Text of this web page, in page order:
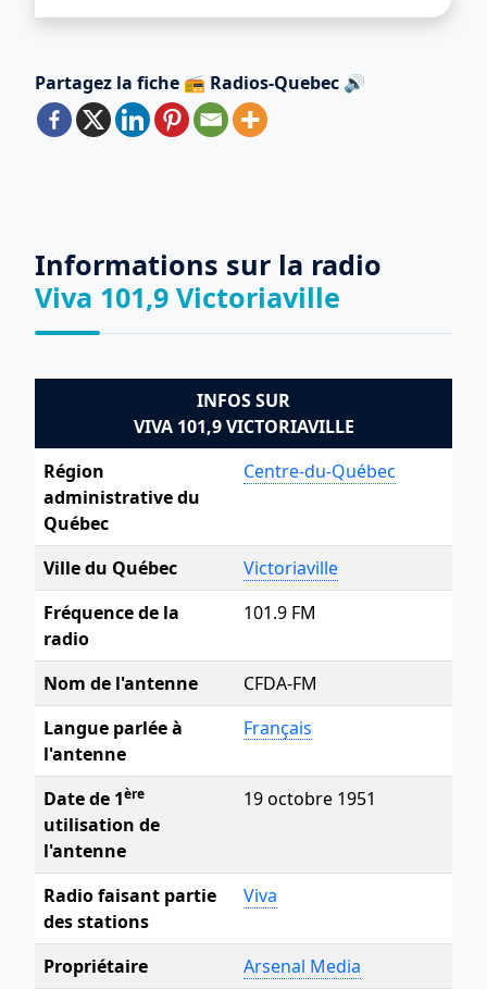
Partagez la fiche 📻 Radios-Quebec 🔊
Informations sur la radio
Viva 101,9 Victoriaville
INFOS SUR
VIVA 101,9 VICTORIAVILLE
Région
administrative du
Québec
Centre-du-Québec
Ville du Québec
Victoriaville
Fréquence de la
radio
101.9 FM
Nom de l'antenne
CFDA-FM
Langue parlée à
l'antenne
Français
Date de 1ère
utilisation de
l'antenne
19 octobre 1951
Radio faisant partie
des stations
Viva
Propriétaire Arsenal Media